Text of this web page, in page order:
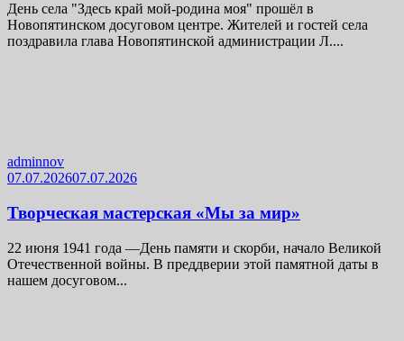
День села "Здесь край мой-родина моя" прошёл в
Новопятинском досуговом центре. Жителей и гостей села
поздравила глава Новопятинской администрации Л....
adminnov
07.07.202607.07.2026
Творческая мастерская «Мы за мир»
22 июня 1941 года —День памяти и скорби, начало Великой
Отечественной войны. В преддверии этой памятной даты в
нашем досуговом...